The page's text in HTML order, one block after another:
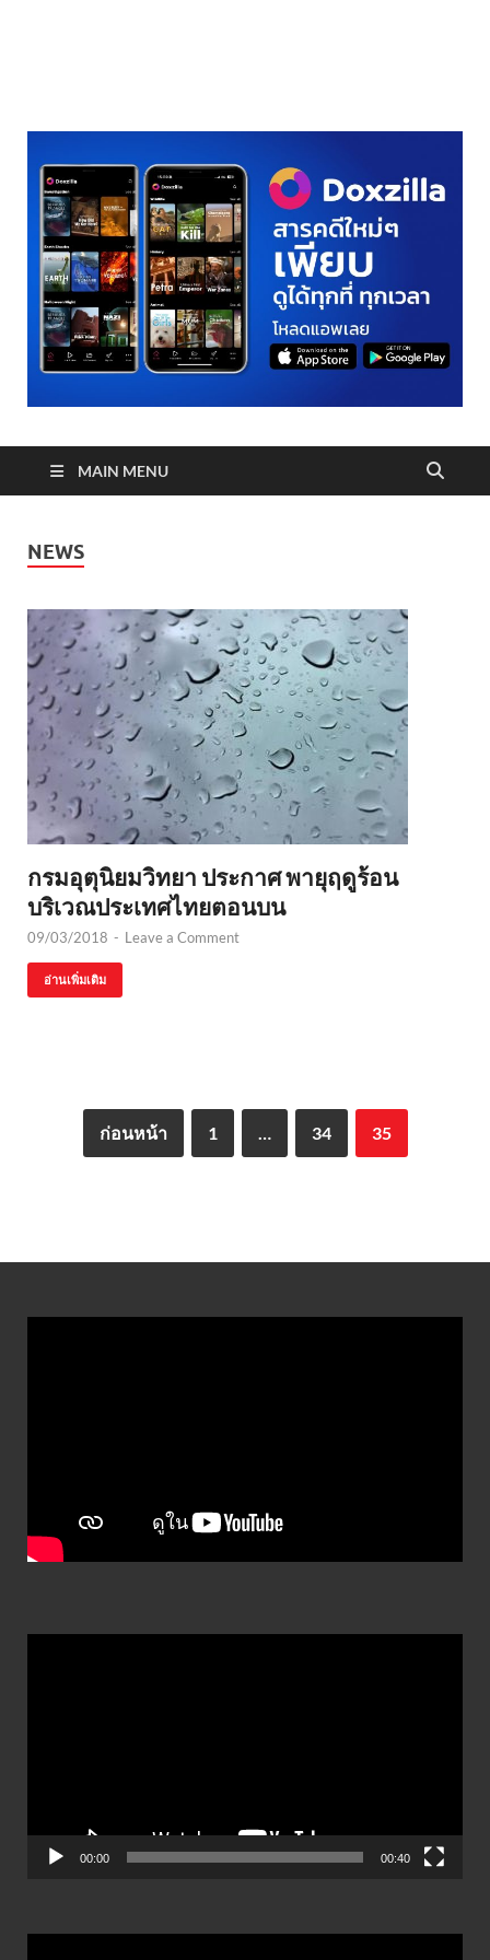
MAIN MENU
NEWS
กรมอุตุนิยมวิทยา ประกาศ พายุฤดูร้อน
บริเวณประเทศไทยตอนบน
09/03/2018 - Leave a Comment
อ่านเพิ่มเติม
ก่อนหน้า 1 … 34 35
00:00 00:40